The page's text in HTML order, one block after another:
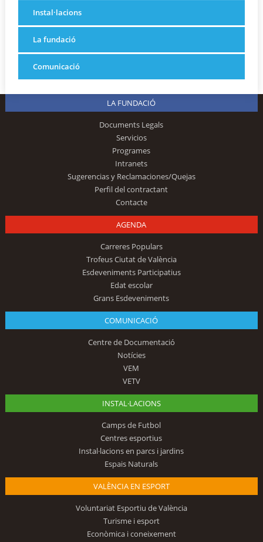
Instal·lacions
La fundació
Comunicació
LA FUNDACIÓ
Documents Legals
Servicios
Programes
Intranets
Sugerencias y Reclamaciones/Quejas
Perfil del contractant
Contacte
AGENDA
Carreres Populars
Trofeus Ciutat de València
Esdeveniments Participatius
Edat escolar
Grans Esdeveniments
COMUNICACIÓ
Centre de Documentació
Notícies
VEM
VETV
INSTAL·LACIONS
Camps de Futbol
Centres esportius
Instal·lacions en parcs i jardins
Espais Naturals
VALÈNCIA EN ESPORT
Voluntariat Esportiu de València
Turisme i esport
Econòmica i coneixement